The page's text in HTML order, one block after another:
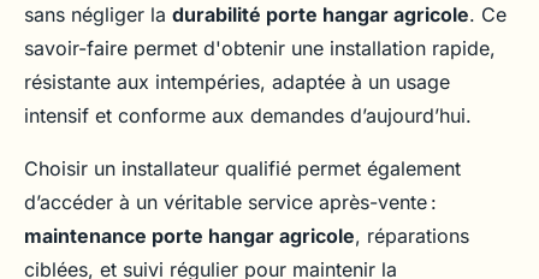
sans négliger la durabilité porte hangar agricole. Ce
savoir-faire permet d'obtenir une installation rapide,
résistante aux intempéries, adaptée à un usage
intensif et conforme aux demandes d’aujourd’hui.
Choisir un installateur qualifié permet également
d’accéder à un véritable service après-vente :
maintenance porte hangar agricole, réparations
ciblées, et suivi régulier pour maintenir la